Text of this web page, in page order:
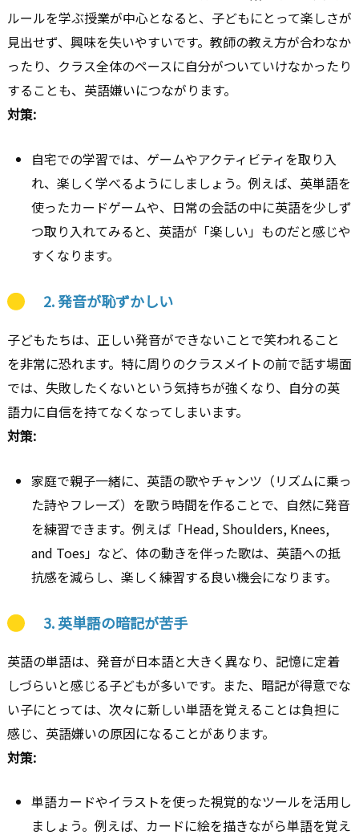
ルールを学ぶ授業が中心となると、子どもにとって楽しさが
見出せず、興味を失いやすいです。教師の教え方が合わなか
ったり、クラス全体のペースに自分がついていけなかったり
することも、英語嫌いにつながります。
対策:
自宅での学習では、ゲームやアクティビティを取り入
れ、楽しく学べるようにしましょう。例えば、英単語を
使ったカードゲームや、日常の会話の中に英語を少しず
つ取り入れてみると、英語が「楽しい」ものだと感じや
すくなります。
2.発音が恥ずかしい
子どもたちは、正しい発音ができないことで笑われること
を非常に恐れます。特に周りのクラスメイトの前で話す場面
では、失敗したくないという気持ちが強くなり、自分の英
語力に自信を持てなくなってしまいます。
対策:
家庭で親子一緒に、英語の歌やチャンツ（リズムに乗っ
た詩やフレーズ）を歌う時間を作ることで、自然に発音
を練習できます。例えば「Head, Shoulders, Knees,
and Toes」など、体の動きを伴った歌は、英語への抵
抗感を減らし、楽しく練習する良い機会になります。
3.英単語の暗記が苦手
英語の単語は、発音が日本語と大きく異なり、記憶に定着
しづらいと感じる子どもが多いです。また、暗記が得意でな
い子にとっては、次々に新しい単語を覚えることは負担に
感じ、英語嫌いの原因になることがあります。
対策:
単語カードやイラストを使った視覚的なツールを活用し
ましょう。例えば、カードに絵を描きながら単語を覚え